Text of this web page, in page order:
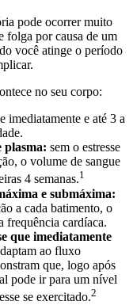
pode ocorrer muito
folga por causa de um
você atinge o período
no seu corpo:
imediatamente e até 3 a
plasma: sem o estresse
o volume de sangue
4 semanas.1
e submáxima:
a cada batimento, o
frequência cardíaca.
que imediatamente
ao fluxo
que, logo após
pode ir para um nível
se exercitado.2